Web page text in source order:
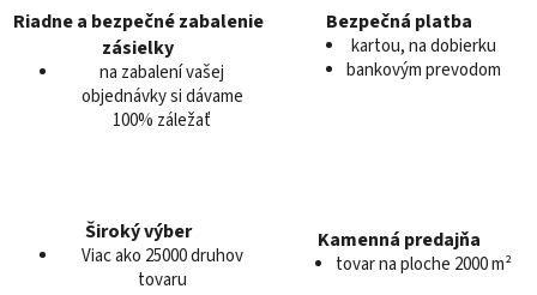
Riadne a bezpečné zabalenie
zásielky
na zabalení vašej
objednávky si dávame
100% záležať
Bezpečná platba
kartou, na dobierku
bankovým prevodom
Široký výber
Viac ako 25000 druhov
tovaru
Kamenná predajňa
tovar na ploche 2000 m²